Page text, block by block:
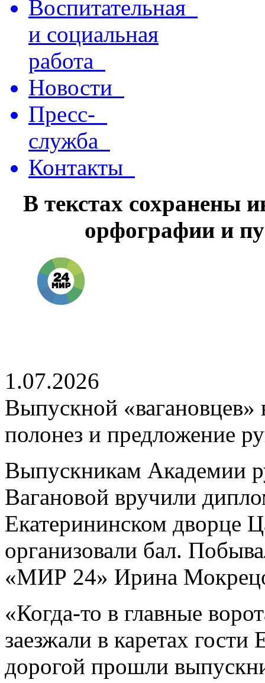
Воспитательная
и социальная
работа
Новости
Пресс-
служба
Контакты
В текстах сохранены
орфографии и
1.07.2026
Выпускной
полонез и предложение
Выпускникам Академии
Вагановой вручили
Екатерининском дворце
организовали бал.
«МИР 24» Ирина
«Когда-то в главные
заезжали в каретах
дорогой прошли